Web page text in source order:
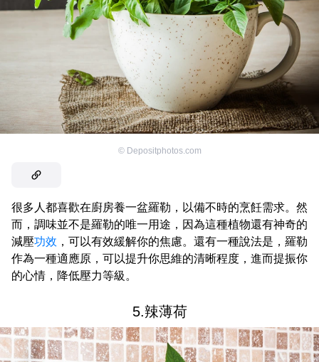
© Depositphotos.com
很多人都喜歡在廚房養一盆羅勒，以備不時的烹飪需求。然
而，調味並不是羅勒的唯一用途，因為這種植物還有神奇的
減壓功效 ，可以有效緩解你的焦慮。還有一種說法是，羅勒
作為一種適應原，可以提升你思維的清晰程度，進而提振你
的心情，降低壓力等級。
5.辣薄荷